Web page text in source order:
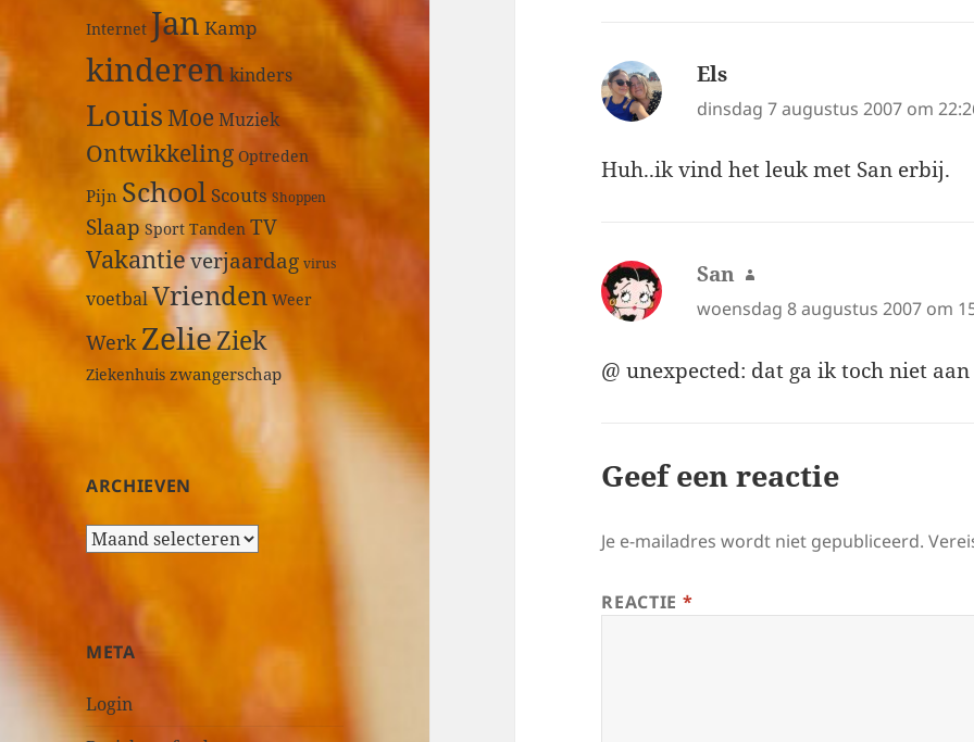
Internet Jan Kamp
kinderenkinders
LouisMoeMuziek
Ontwikkeling Optreden
Pijn School Scouts Shoppen
Slaap Sport Tanden TV
Vakantieverjaardag virus
voetbalVrienden Weer
Werk ZelieZiek
Ziekenhuis zwangerschap
ARCHIEVEN
A
i
v
META
Login
Els
dinsdag 7 augustus 2007 om
Huh..ik vind het leuk met San erbij.
San schreef:
woensdag 8 augustus 2007 om
@ unexpected: dat ga ik toch niet
Geef een reactie
Je e-mailadres wordt niet gepubliceerd.
REACTIE *